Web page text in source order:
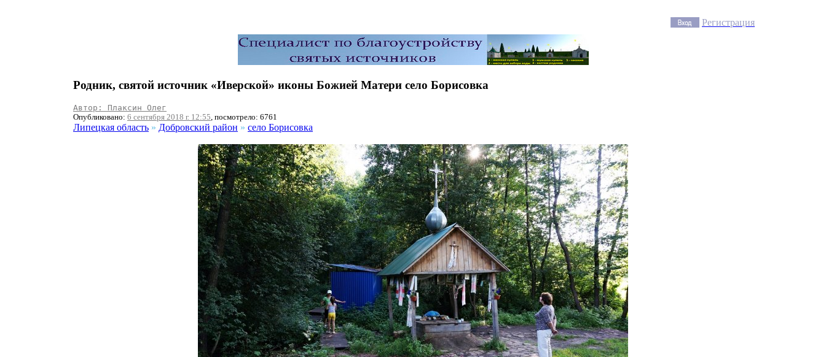
Регистрация
Родник, святой источник «Иверской» иконы Божией Матери село Борисовка
Автор: Плаксин Олег
Опубликовано: 6 сентября 2018 г. 12:55, посмотрело: 6761
Липецкая область » Добровский район » село Борисовка